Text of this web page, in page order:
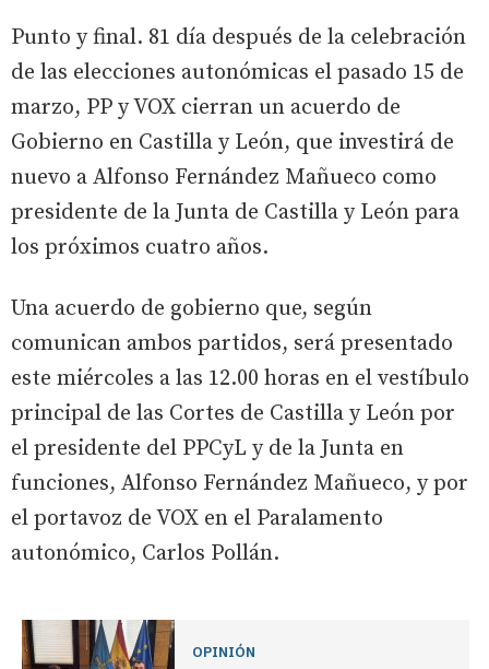
Punto y final. 81 día después de la celebración
de las elecciones autonómicas el pasado 15 de
marzo, PP y VOX cierran un acuerdo de
Gobierno en Castilla y León, que investirá de
nuevo a Alfonso Fernández Mañueco como
presidente de la Junta de Castilla y León para
los próximos cuatro años.
Una acuerdo de gobierno que, según
comunican ambos partidos, será presentado
este miércoles a las 12.00 horas en el vestíbulo
principal de las Cortes de Castilla y León por
el presidente del PPCyL y de la Junta en
funciones, Alfonso Fernández Mañueco, y por
el portavoz de VOX en el Paralamento
autonómico, Carlos Pollán.
OPINIÓN